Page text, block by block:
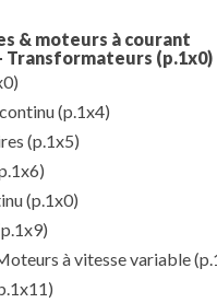
& moteurs à courant
Transformateurs (p.1x0)
(p.1x4)
(p.1x5)
(p.1x0)
à vitesse variable